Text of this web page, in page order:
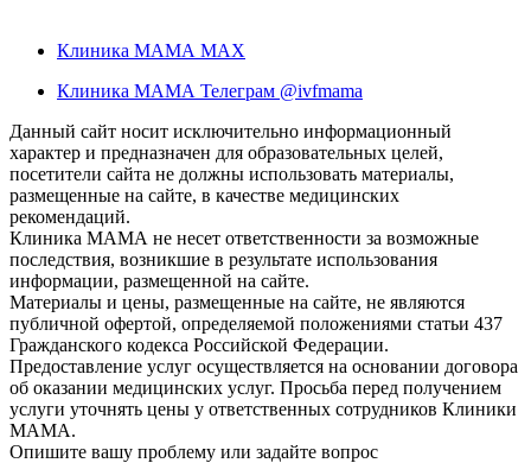
Клиника МАМА MAX
Клиника МАМА Телеграм @ivfmama
Данный сайт носит исключительно информационный
характер и предназначен для образовательных целей,
посетители сайта не должны использовать материалы,
размещенные на сайте, в качестве медицинских
рекомендаций.
Клиника МАМА не несет ответственности за возможные
последствия, возникшие в результате использования
информации, размещенной на сайте.
Материалы и цены, размещенные на сайте, не являются
публичной офертой, определяемой положениями статьи 437
Гражданского кодекса Российской Федерации.
Предоставление услуг осуществляется на основании договора
об оказании медицинских услуг. Просьба перед получением
услуги уточнять цены у ответственных сотрудников Клиники
МАМА.
Опишите вашу проблему или задайте вопрос